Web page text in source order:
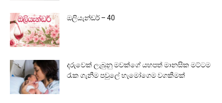
ඔලියැන්ඩර් – 40
දරුවෙක් ලැබුනු මවක්ගේ යහපත් මානසික මට්ටම
රැක ගැනීම පවුලේ හැමෝගෙම වගකීමක්